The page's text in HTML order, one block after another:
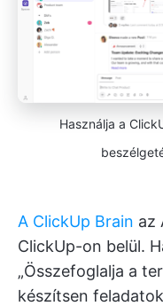
Használja a
A ClickUp Brain az
ClickUp-on belül.
„Összefoglalja a
készítsen